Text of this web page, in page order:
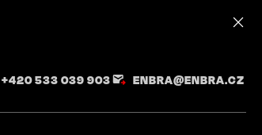
+420 533 039 903 ENBRA@ENBRA.CZ